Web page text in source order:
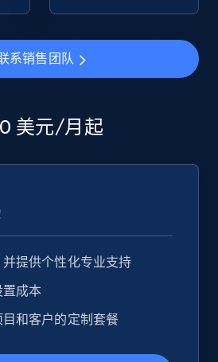
from shops on eBay
Seller name, Seller rating,
by category
Root category, and
立即开始
系销售团队
美元/月起
提供个性化专业支持
成本
和客户的定制套餐